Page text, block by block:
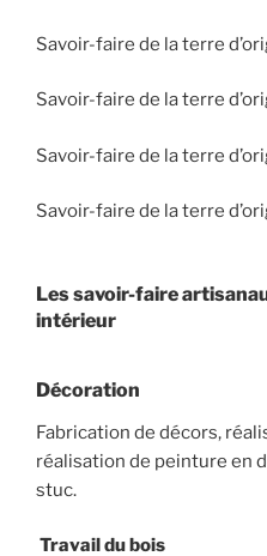
Savoir-faire de la terre
Savoir-faire de la terre
Savoir-faire de la terre
Savoir-faire de la terre
Les savoir-faire
intérieur
Décoration
Fabrication de décors,
réalisation de peinture en
stuc.
Travail du bois